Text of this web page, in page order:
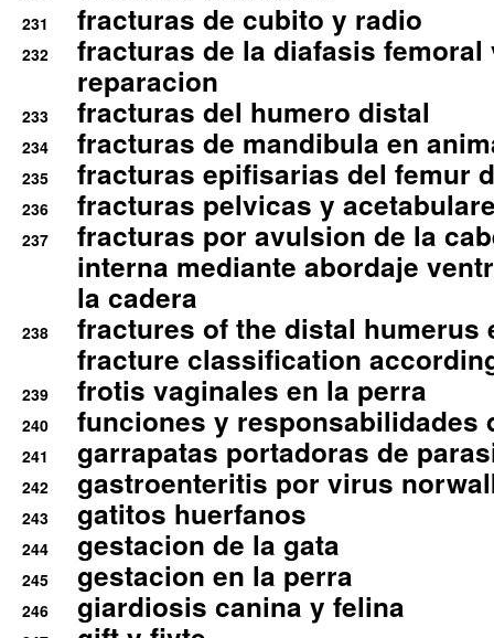
231 fracturas de cubito y radio
232
fracturas de la diafasis
reparacion
233 fracturas del humero distal
234 fracturas de mandibula en
235 fracturas epifisarias del femur
236 fracturas pelvicas y
237
fracturas por avulsion de la
interna mediante abordaje
la cadera
238
fractures of the distal humerus
fracture classification
239 frotis vaginales en la perra
240 funciones y responsabilidades
241 garrapatas portadoras de
242 gastroenteritis por virus
243 gatitos huerfanos
244 gestacion de la gata
245 gestacion en la perra
246 giardiosis canina y felina